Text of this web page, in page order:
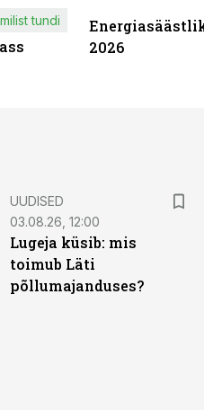
tundi
2026
UUDISED
03.08.26, 12:00
Lugeja küsib: mis
toimub Läti
põllumajanduses?